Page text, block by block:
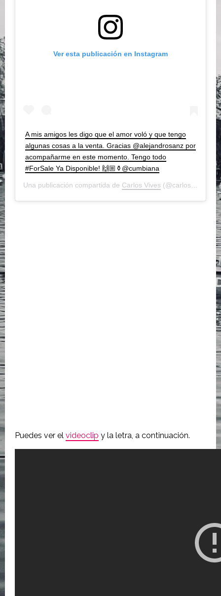
Ver esta publicación en Instagram
A mis amigos les digo que el amor voló y que tengo
algunas cosas a la venta. Gracias @alejandrosanz por
acompañarme en este momento. Tengo todo
#ForSale Ya Disponible! 🙌🏼⚱️@cumbiana
Una publicación compartida de Carlos Vives (@carlosvives) el
Puedes ver el videoclip y la letra, a continuación.